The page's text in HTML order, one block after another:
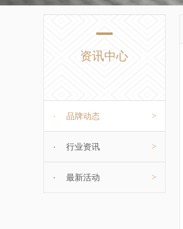
资讯中心
· 品牌动态 >
· 行业资讯 >
· 最新活动 >